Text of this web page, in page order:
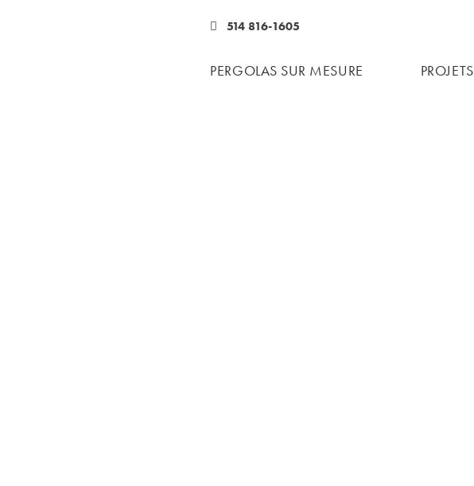
514 816-1605
PERGOLAS SUR MESURE PROJETS